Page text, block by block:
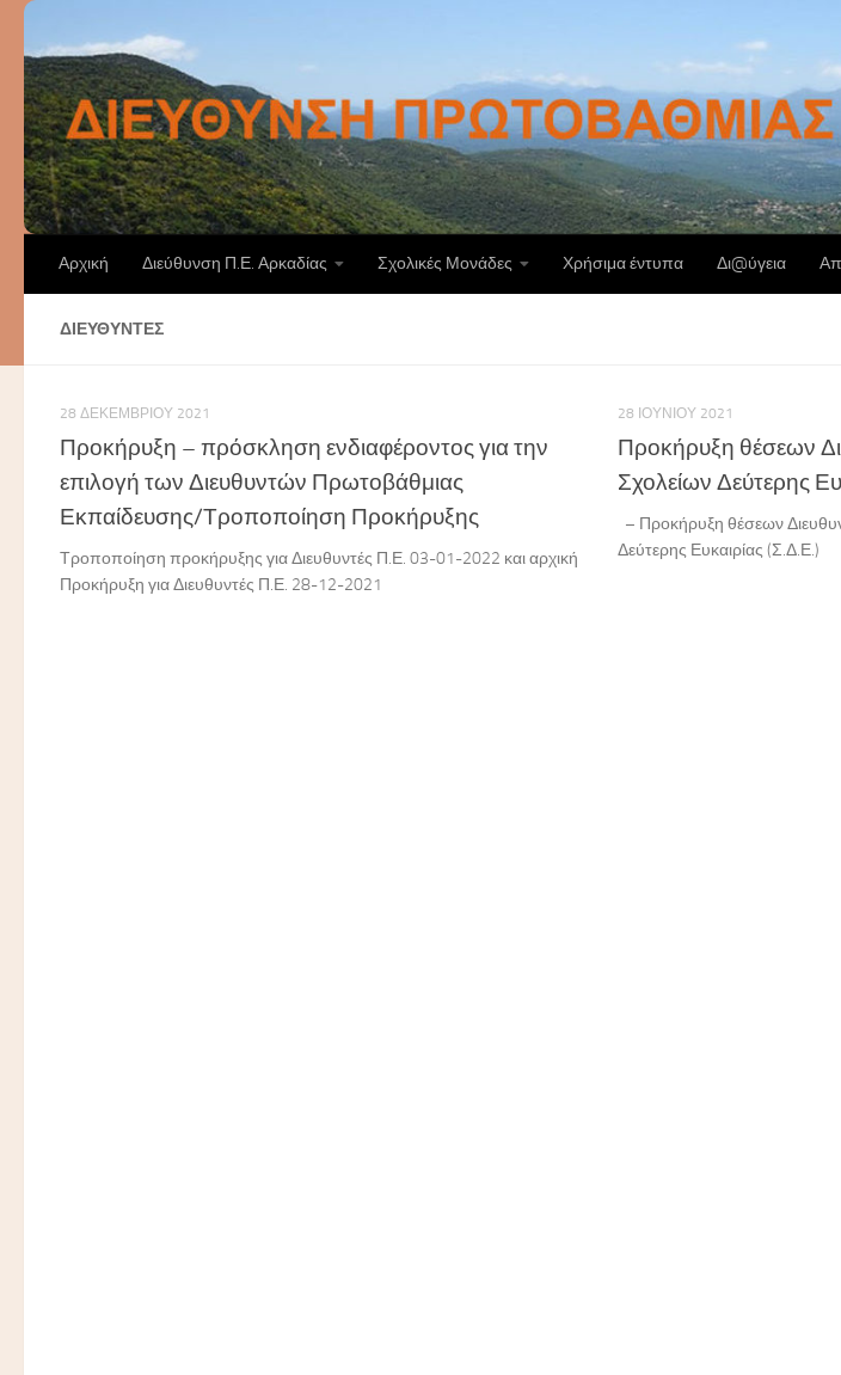
Αρχική Διεύθυνση Π.Ε. Αρκαδίας Σχολικές Μονάδες Χρήσιμα έντυπα Δι@ύγεια
ΔΙΕΥΘΥΝΤΈΣ
28 ΔΕΚΕΜΒΡΊΟΥ 2021
Προκήρυξη – πρόσκληση ενδιαφέροντος για την
επιλογή των Διευθυντών Πρωτοβάθμιας
Εκπαίδευσης/Τροποποίηση Προκήρυξης
Τροποποίηση προκήρυξης για Διευθυντές Π.Ε. 03-01-2022 και αρχική
Προκήρυξη για Διευθυντές Π.Ε. 28-12-2021
28 ΙΟΥΝΊΟΥ 2021
Προκήρυξη θέσεων
Σχολείων Δεύτερης
– Προκήρυξη θέσεων
Δεύτερης Ευκαιρίας (Σ.Δ.Ε.)